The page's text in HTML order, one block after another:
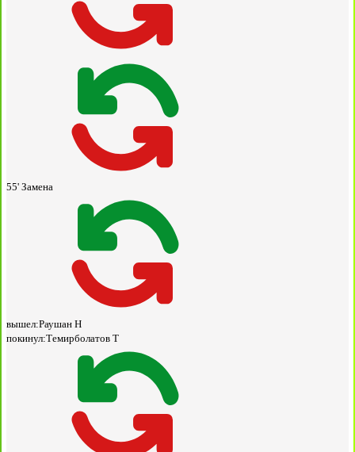
55' Замена
вышел:Раушан Н
покинул:Темирболатов Т